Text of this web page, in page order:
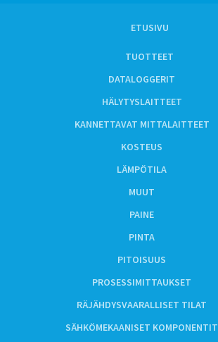
ETUSIVU
TUOTTEET
DATALOGGERIT
HÄLYTYSLAITTEET
KANNETTAVAT MITTALAITTEET
KOSTEUS
LÄMPÖTILA
MUUT
PAINE
PINTA
PITOISUUS
PROSESSIMITTAUKSET
RÄJÄHDYSVAARALLISET TILAT
SÄHKÖMEKAANISET KOMPONENTIT